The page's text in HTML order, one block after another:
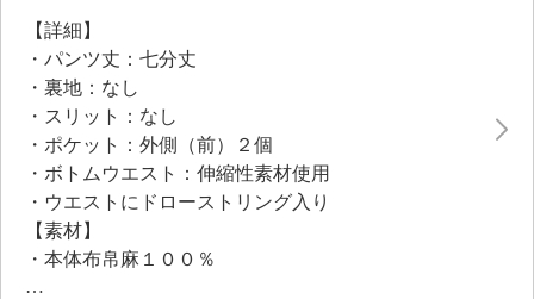
【詳細】
・パンツ丈：七分丈
・裏地：なし
・スリット：なし
・ポケット：外側（前）２個
・ボトムウエスト：伸縮性素材使用
・ウエストにドローストリング入り
【素材】
・本体布帛麻１００％
・ウエストリブ：綿７４％、ナイロン１７％、ポリエ